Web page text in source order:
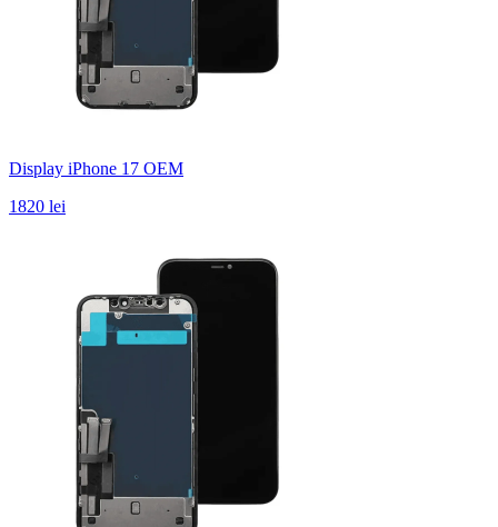
Display iPhone 17 OEM
1820 lei